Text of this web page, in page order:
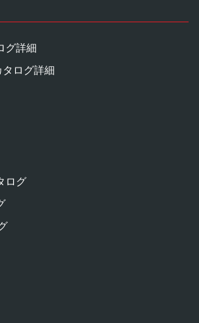
グ詳細
ログ詳細
ログ